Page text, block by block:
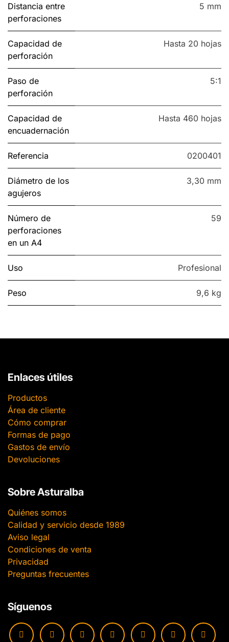
Distancia entre
perforaciones
5 mm
Capacidad de
perforación
Hasta 20 hojas
Paso de
perforación
5:1
Capacidad de
encuadernación
Hasta 460 hojas
Referencia 0200401
Diámetro de los
agujeros
3,30 mm
Número de
perforaciones
en un A4
59
Uso Profesional
Peso 9,6 kg
Enlaces útiles
Productos
Área de cliente
Cómo comprar
Formas de pago
Gastos de envío
Devoluciones
Sobre Asturalba
Quiénes somos
Calidad y servicio desde 1989
Aviso legal
Condiciones de venta
Privacidad
Preguntas frecuentes
Síguenos